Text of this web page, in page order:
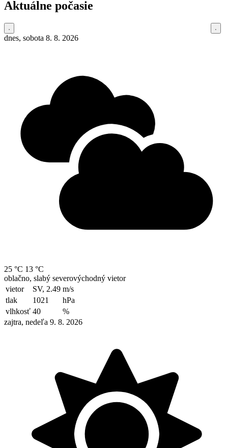
Aktuálne počasie
dnes, sobota 8. 8. 2026
25 °C 13 °C
oblačno, slabý severovýchodný vietor
vietor
SV, 2.49 m/s
tlak
1021
hPa
vlhkosť 40
%
zajtra, nedeľa 9. 8. 2026